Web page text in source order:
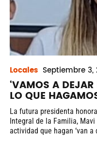
Locales Septiembre 3,
‘VAMOS A
LO QUE
La futura presidenta
Integral de la Familia, Mavi
actividad que hagan ‘van